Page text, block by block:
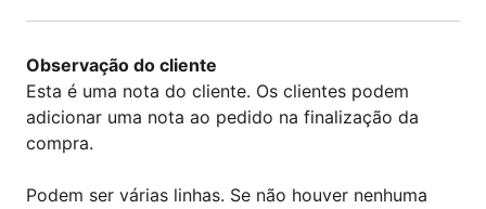
Observação do cliente
Esta é uma nota do cliente. Os clientes podem
adicionar uma nota ao pedido na finalização da
compra.
Podem ser várias linhas. Se não houver nenhuma